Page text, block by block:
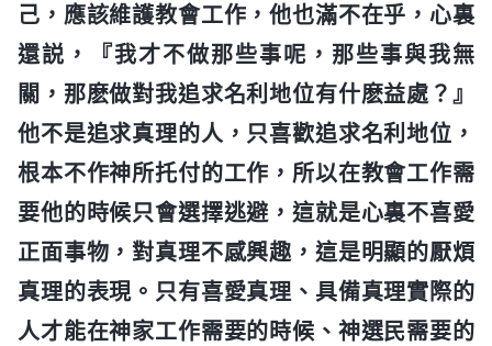
己，應該維護教會工作，他也滿不在乎，心裏
還説，『我才不做那些事呢，那些事與我無
關，那麽做對我追求名利地位有什麽益處？』
他不是追求真理的人，只喜歡追求名利地位，
根本不作神所托付的工作，所以在教會工作需
要他的時候只會選擇逃避，這就是心裏不喜愛
正面事物，對真理不感興趣，這是明顯的厭煩
真理的表現。只有喜愛真理、具備真理實際的
人才能在神家工作需要的時候、神選民需要的